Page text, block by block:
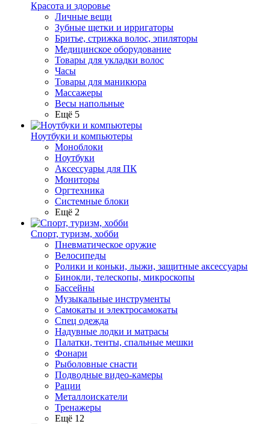
Красота и здоровье
Личные вещи
Зубные щетки и ирригаторы
Бритье, стрижка волос, эпиляторы
Медицинское оборудование
Товары для укладки волос
Часы
Товары для маникюра
Массажеры
Весы напольные
Ещё 5
Ноутбуки и компьютеры
Моноблоки
Ноутбуки
Аксессуары для ПК
Мониторы
Оргтехника
Системные блоки
Ещё 2
Спорт, туризм, хобби
Пневматическое оружие
Велосипеды
Ролики и коньки, лыжи, защитные аксессуары
Бинокли, телескопы, микроскопы
Бассейны
Музыкальные инструменты
Самокаты и электросамокаты
Спец одежда
Надувные лодки и матрасы
Палатки, тенты, спальные мешки
Фонари
Рыболовные снасти
Подводные видео-камеры
Рации
Металлоискатели
Тренажеры
Ещё 12